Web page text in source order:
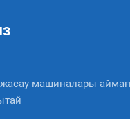
машиналары